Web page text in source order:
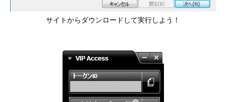
サイトからダウンロードして実行しよう！